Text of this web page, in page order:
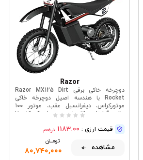
Razor
دوچرخه خاکی برقی Razor MX125 Dirt
Rocket با هندسه اصیل دوچرخه خاکی
موتورکراس، دیفرانسیل عقب، موتور ۱۰۰
واتی، گشتاور بالا، زنجیری، برای کودکان ۷
قیمت ارزی : 1183.00 درهم
تومــــــان
80,740,000 مشاهده